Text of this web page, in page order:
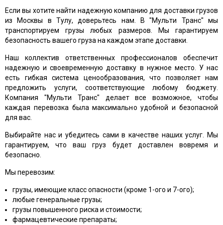
Если вы хотите найти надежную компанию для доставки грузов
из Москвы в Тулу, доверьтесь нам. В "Мульти Транс" мы
транспортируем грузы любых размеров. Мы гарантируем
безопасность вашего груза на каждом этапе доставки.
Наш коллектив ответственных профессионалов обеспечит
надежную и своевременную доставку в нужное место. У нас
есть гибкая система ценообразования, что позволяет нам
предложить услуги, соответствующие любому бюджету.
Компания "Мульти Транс" делает все возможное, чтобы
каждая перевозка была максимально удобной и безопасной
для вас.
Выбирайте нас и убедитесь сами в качестве наших услуг. Мы
гарантируем, что ваш груз будет доставлен вовремя и
безопасно.
Мы перевозим:
грузы, имеющие класс опасности (кроме 1-ого и 7-ого);
любые генеральные грузы;
грузы повышенного риска и стоимости;
фармацевтические препараты;